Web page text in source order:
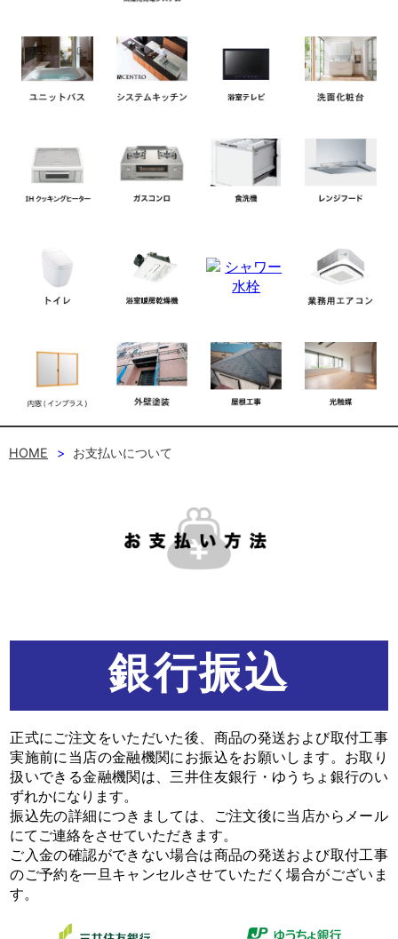
HOME お支払いについて
銀行振込
正式にご注文をいただいた後、商品の発送および取付工事
実施前に当店の金融機関にお振込をお願いします。お取り
扱いできる金融機関は、三井住友銀行・ゆうちょ銀行のい
ずれかになります。
振込先の詳細につきましては、ご注文後に当店からメール
にてご連絡をさせていただきます。
ご入金の確認ができない場合は商品の発送および取付工事
のご予約を一旦キャンセルさせていただく場合がございま
す。